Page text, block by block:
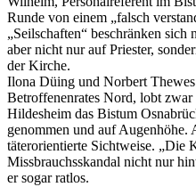
Runde von einem „falsch
„Seilschaften“ beschränken
aber nicht nur auf Priester,
der Kirche.
Ilona Düing und Norbert
Betroffenenrates Nord, lobt
Hildesheim das Bistum
genommen und auf Augenhöhe.
täterorientierte Sichtweise. „Die
Missbrauchsskandal nicht nur
er sogar ratlos.